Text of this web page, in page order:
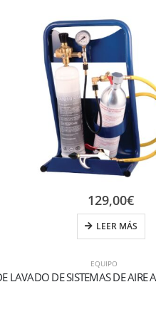
EQUIPO
129,00€
LEER MÁS